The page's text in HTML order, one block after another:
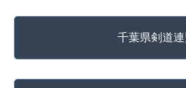
千葉県剣道連